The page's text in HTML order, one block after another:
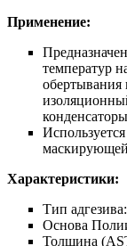
Применение:
температур
обертывания
Характеристики:
Тип
Основа
Толщина